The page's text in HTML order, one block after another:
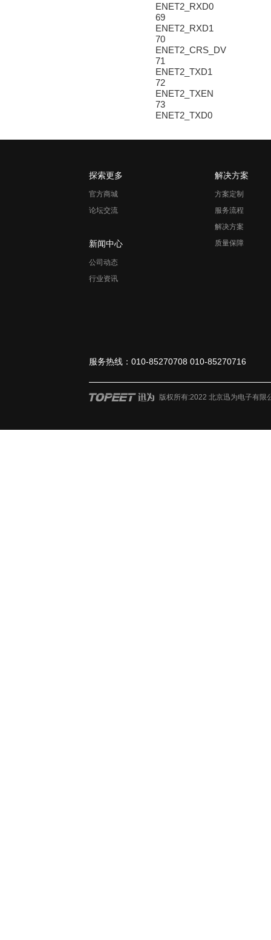
ENET2_RXD0
69
ENET2_RXD1
70
ENET2_CRS_DV
71
ENET2_TXD1
72
ENET2_TXEN
73
ENET2_TXD0
探索更多
官方商城
论坛交流
新闻中心
公司动态
行业资讯
解决方案
方案定制
服务流程
解决方案
质量保障
服务热线：010-85270708 010-85270716
版权所有:2022 北京迅为电子有